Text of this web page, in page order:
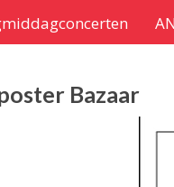
Bazaar